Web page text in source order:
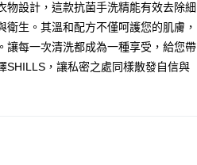
以上)免運費
物設計，這款抗菌手洗精能有效去除細
衛生。其溫和配方不僅呵護您的肌膚，
讓每一次清洗都成為一種享受，給您帶
SHILLS，讓私密之處同樣散發自信與